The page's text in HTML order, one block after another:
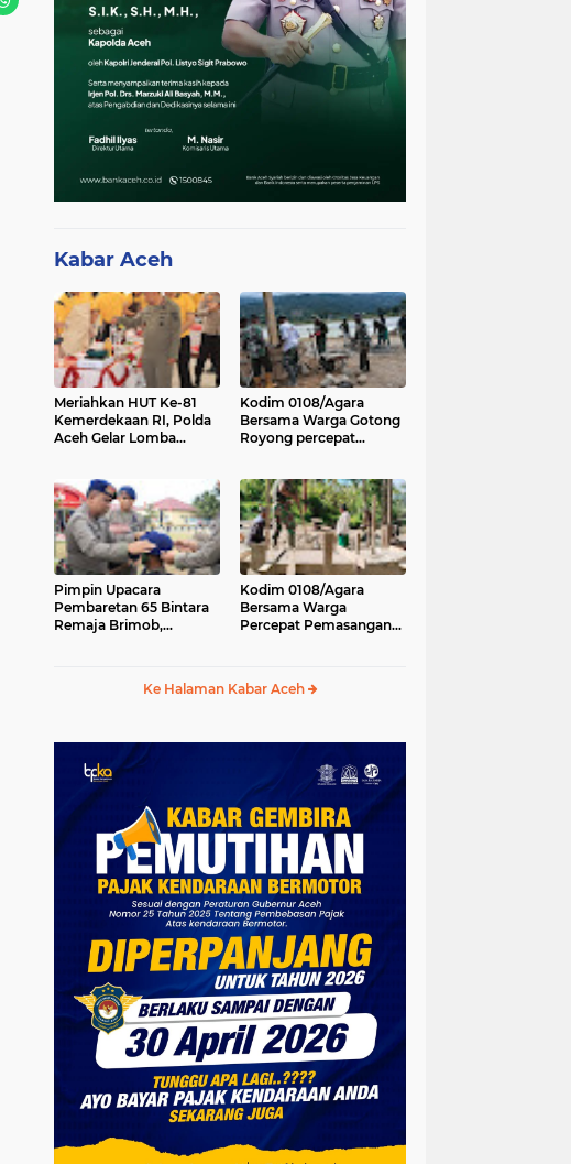
Kabar Aceh
Meriahkan HUT Ke-81
Kemerdekaan RI, Polda
Aceh Gelar Lomba
Kodim 0108/Agara
Bersama Warga Gotong
Royong percepat
Desa Gulo Aceh
Tenggara
Pimpin Upacara
Pembaretan 65 Bintara
Remaja Brimob,
Kodim 0108/Agara
Bersama Warga
Percepat Pemasangan
Ke Halaman Kabar Aceh